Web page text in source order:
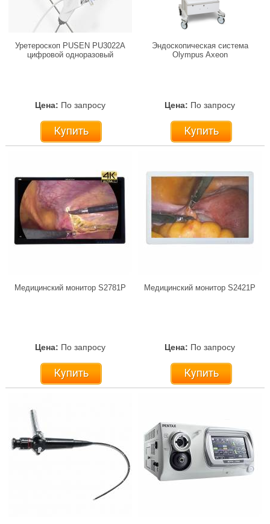
Уретероскоп PUSEN PU3022A
цифровой одноразовый
Цена: По запросу
Купить
Эндоскопическая система
Olympus Axeon
Цена: По запросу
Купить
Медицинский монитор S2781P
Цена: По запросу
Купить
Медицинский монитор S2421P
Цена: По запросу
Купить